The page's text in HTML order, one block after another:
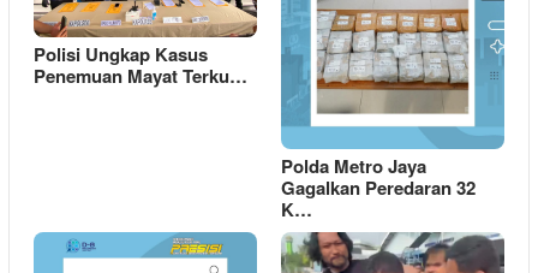
Polisi Ungkap Kasus
Penemuan Mayat Terku…
Polda Metro Jaya
Gagalkan Peredaran 32
K…